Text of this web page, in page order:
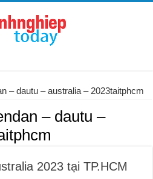
– dautu – australia – 2023taitphcm
– dautu –
2023 tại TP.HCM